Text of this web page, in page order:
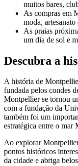
muitos bares,
As compras em
moda,
As praias
um dia de sol e
Descubra a
A história de
fundada pelos condes
Montpellier se tornou
com a fundação da
também foi um
estratégica entre o mar
Ao explorar
pontos históricos
da cidade e abriga